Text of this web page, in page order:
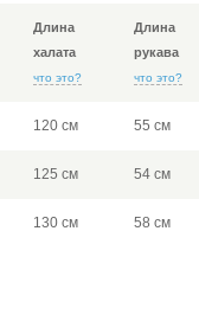
Длина
халата
что это?
Длина
рукава
что это?
120 см 55 см
125 см 54 см
130 см 58 см